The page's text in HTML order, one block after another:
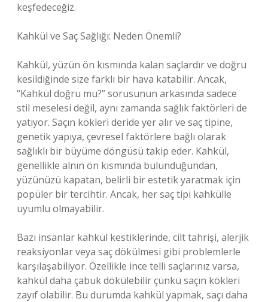
keşfedeceğiz.
Kahkül ve Saç Sağlığı: Neden Önemli?
Kahkül, yüzün ön kısmında kalan saçlardır ve doğru
kesildiğinde size farklı bir hava katabilir. Ancak,
“Kahkül doğru mu?” sorusunun arkasında sadece
stil meselesi değil, aynı zamanda sağlık faktörleri de
yatıyor. Saçın kökleri deride yer alır ve saç tipine,
genetik yapıya, çevresel faktörlere bağlı olarak
sağlıklı bir büyüme döngüsü takip eder. Kahkül,
genellikle alnın ön kısmında bulunduğundan,
yüzünüzü kapatan, belirli bir estetik yaratmak için
popüler bir tercihtir. Ancak, her saç tipi kahkülle
uyumlu olmayabilir.
Bazı insanlar kahkül kestiklerinde, cilt tahrişi, alerjik
reaksiyonlar veya saç dökülmesi gibi problemlerle
karşılaşabiliyor. Özellikle ince telli saçlarınız varsa,
kahkül daha çabuk dökülebilir çünkü saçın kökleri
zayıf olabilir. Bu durumda kahkül yapmak, saçı daha